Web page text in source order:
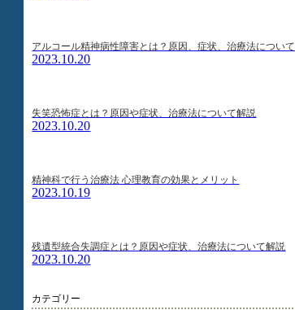
アルコール精神病性障害とは？原因、症状、治療法について
2023.10.20
失笑恐怖症とは？原因や症状、治療法について解説
2023.10.20
精神科で行う治療法 心理教育の効果とメリット
2023.10.19
残遺型統合失調症とは？原因や症状、治療法について解説
2023.10.20
カテゴリー